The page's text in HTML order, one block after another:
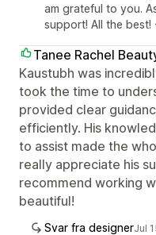
am grateful to you.
support! All the best!
Tanee Rachel
Kaustubh was
took the time to
provided clear
efficiently. His
to assist made the
really appreciate his
recommend working
beautiful!
Svar fra designerJul